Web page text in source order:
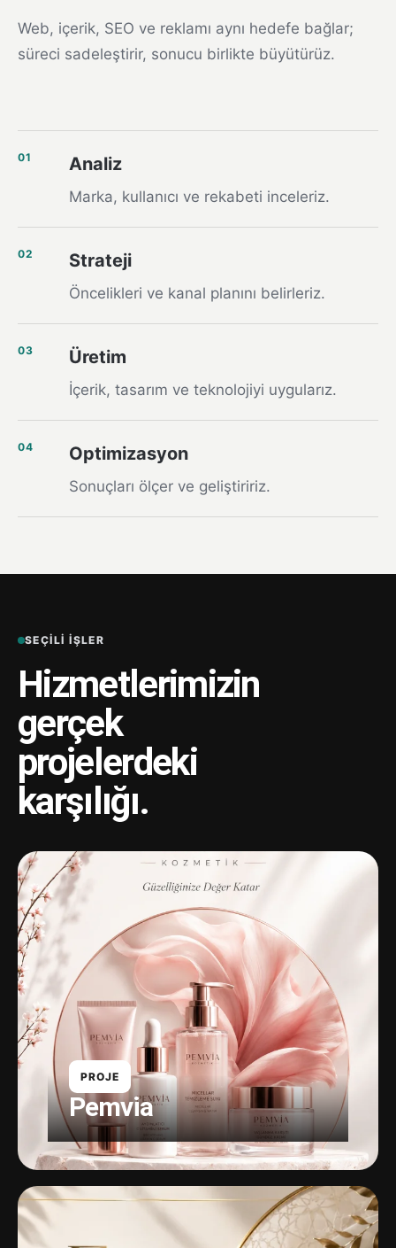
Web, içerik, SEO ve reklamı aynı hedefe bağlar;
süreci sadeleştirir, sonucu birlikte büyütürüz.
01 Analiz
Marka, kullanıcı ve rekabeti inceleriz.
02 Strateji
Öncelikleri ve kanal planını belirleriz.
03 Üretim
İçerik, tasarım ve teknolojiyi uygularız.
04 Optimizasyon
Sonuçları ölçer ve geliştiririz.
SEÇILI IŞLER
Hizmetlerimizin
gerçek
projelerdeki
karşılığı.
PROJE
Pemvia